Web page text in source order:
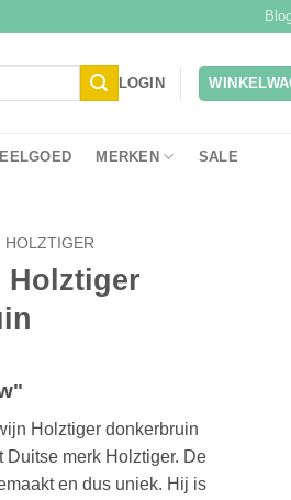
LOGIN
MERKEN SALE
HOLZTIGER
Holztiger
Holztiger donkerbruin
Duitse merk Holztiger. De
en dus uniek. Hij is